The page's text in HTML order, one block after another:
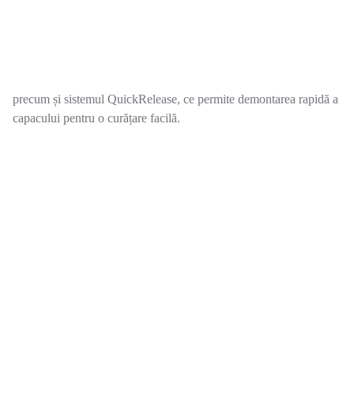
precum și sistemul QuickRelease, ce permite demontarea rapidă a
capacului pentru o curățare facilă.